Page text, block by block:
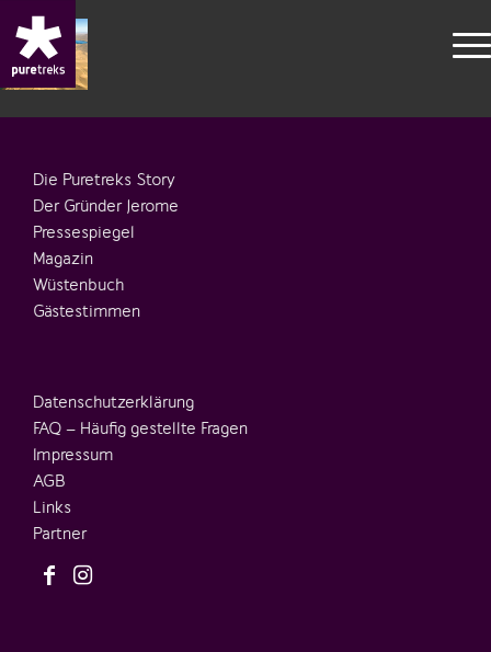
Die Puretreks Story
Der Gründer Jerome
Pressespiegel
Magazin
Wüstenbuch
Gästestimmen
Datenschutzerklärung
FAQ – Häufig gestellte Fragen
Impressum
AGB
Links
Partner